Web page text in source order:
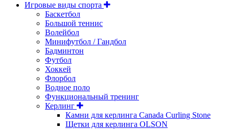
Игровые виды спорта
Баскетбол
Большой теннис
Волейбол
Минифутбол / Гандбол
Бадминтон
Футбол
Хоккей
Флорбол
Водное поло
Функциональный тренинг
Керлинг
Камни для керлинга Canada Curling Stone
Щетки для керлинга OLSON